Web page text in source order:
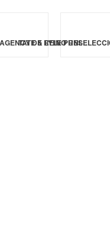
FOOD STANDARDS AGENCY DE REINO UNIDO LANZA PROGRAMA REGULATORIO PARA PRODUCTOS OBTENIDOS POR CULTIVO CELULAR